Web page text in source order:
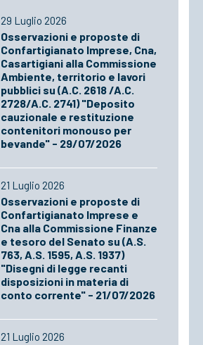
29 Luglio 2026
Osservazioni e proposte di
Confartigianato Imprese, Cna,
Casartigiani alla Commissione
Ambiente, territorio e lavori
pubblici su (A.C. 2618 /A.C.
2728/A.C. 2741) "Deposito
cauzionale e restituzione
contenitori monouso per
bevande" - 29/07/2026
21 Luglio 2026
Osservazioni e proposte di
Confartigianato Imprese e
Cna alla Commissione Finanze
e tesoro del Senato su (A.S.
763, A.S. 1595, A.S. 1937)
"Disegni di legge recanti
disposizioni in materia di
conto corrente" - 21/07/2026
21 Luglio 2026